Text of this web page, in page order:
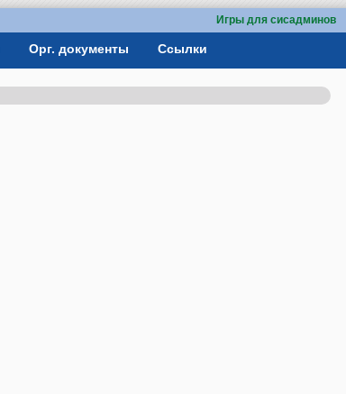
Игры для сисадминов
Орг. документы Ссылки